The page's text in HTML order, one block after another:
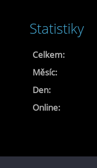
Statistiky
Online:
Celkem:
Měsíc:
Den: